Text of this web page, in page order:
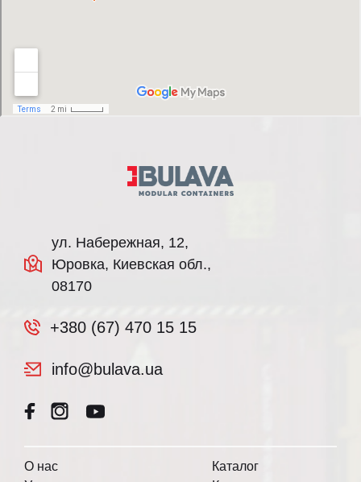
ул. Набережная, 12,
Юровка, Киевская обл.,
08170
+380 (67) 470 15 15
info@bulava.ua
О нас
Каталог